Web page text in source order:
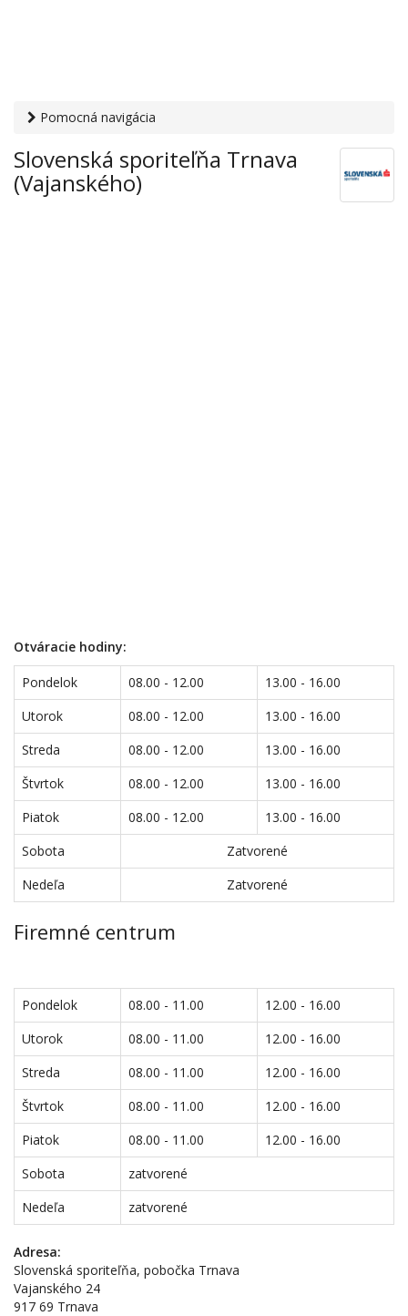
Pomocná navigácia
Slovenská sporiteľňa Trnava (Vajanského)
Slovenská sporiteľňa Trnava
(Vajanského)
Otváracie hodiny:
Pondelok 08.00 - 12.00
13.00 - 16.00
Utorok
08.00 - 12.00
13.00 - 16.00
Streda
08.00 - 12.00
13.00 - 16.00
Štvrtok
08.00 - 12.00
13.00 - 16.00
Piatok
08.00 - 12.00
13.00 - 16.00
Sobota
Zatvorené
Nedeľa
Zatvorené
Firemné centrum
Pondelok 08.00 - 11.00
12.00 - 16.00
Utorok
08.00 - 11.00
12.00 - 16.00
Streda
08.00 - 11.00
12.00 - 16.00
Štvrtok
08.00 - 11.00
12.00 - 16.00
Piatok
08.00 - 11.00
12.00 - 16.00
Sobota
zatvorené
Nedeľa
zatvorené
Adresa:
Slovenská sporiteľňa, pobočka Trnava
Vajanského 24
917 69 Trnava